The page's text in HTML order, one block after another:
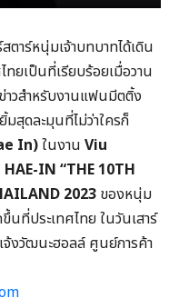
ตาร์หนุ่มเจ้าบทบาทได้เดิน
ทยเป็นที่เรียบร้อยเมื่อวาน
าวสำหรับงานแฟนมีตติ้ง
มสุดละมุนที่ไม่ว่าใครก็
In)ในงาน Viu
IN “THE 10TH
2023 ของหนุ่ม
นที่ประเทศไทย ในวันเสาร์
จ้งวัฒนะฮอลล์ ศูนย์การค้า